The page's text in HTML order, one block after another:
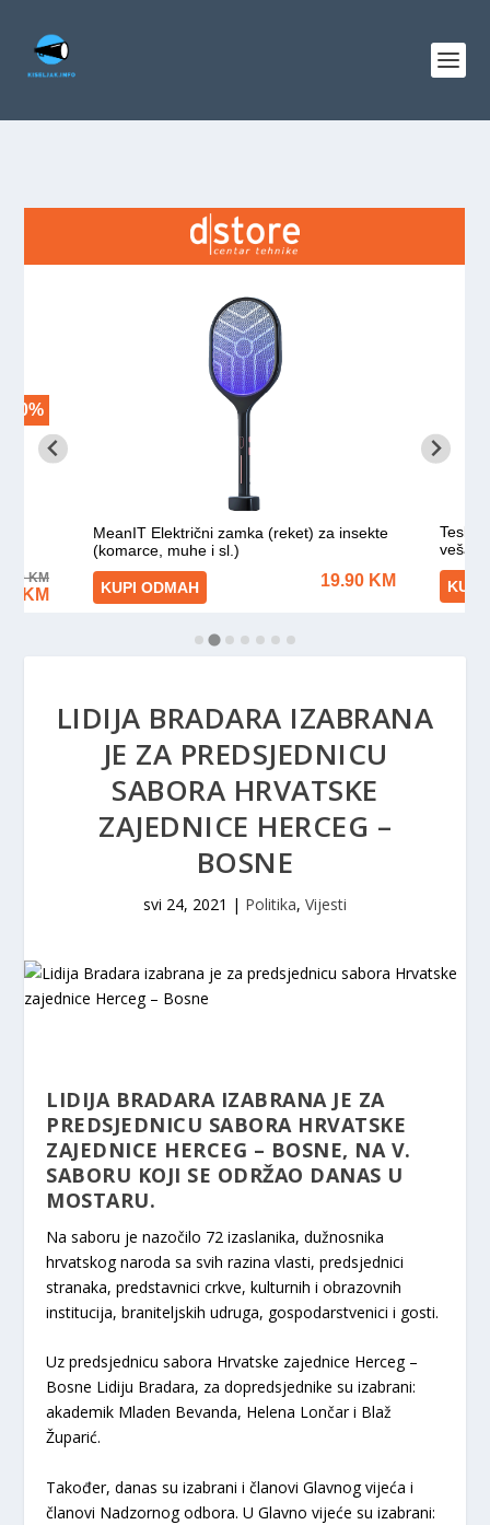
LIDIJA BRADARA IZABRANA
JE ZA PREDSJEDNICU
SABORA HRVATSKE
ZAJEDNICE HERCEG –
BOSNE
svi 24, 2021 | Politika, Vijesti
LIDIJA BRADARA IZABRANA JE ZA
PREDSJEDNICU SABORA HRVATSKE
ZAJEDNICE HERCEG – BOSNE, NA V.
SABORU KOJI SE ODRŽAO DANAS U
MOSTARU.
Na saboru je nazočilo 72 izaslanika, dužnosnika
hrvatskog naroda sa svih razina vlasti, predsjednici
stranaka, predstavnici crkve, kulturnih i obrazovnih
institucija, braniteljskih udruga, gospodarstvenici i gosti.
Uz predsjednicu sabora Hrvatske zajednice Herceg –
Bosne Lidiju Bradara, za dopredsjednike su izabrani:
akademik Mladen Bevanda, Helena Lončar i Blaž
Župarić.
Također, danas su izabrani i članovi Glavnog vijeća i
članovi Nadzornog odbora. U Glavno vijeće su izabrani: